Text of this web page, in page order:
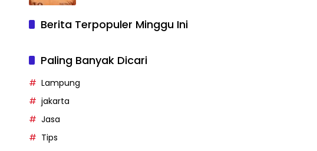
Berita Terpopuler Minggu Ini
Paling Banyak Dicari
Lampung
jakarta
Jasa
Tips